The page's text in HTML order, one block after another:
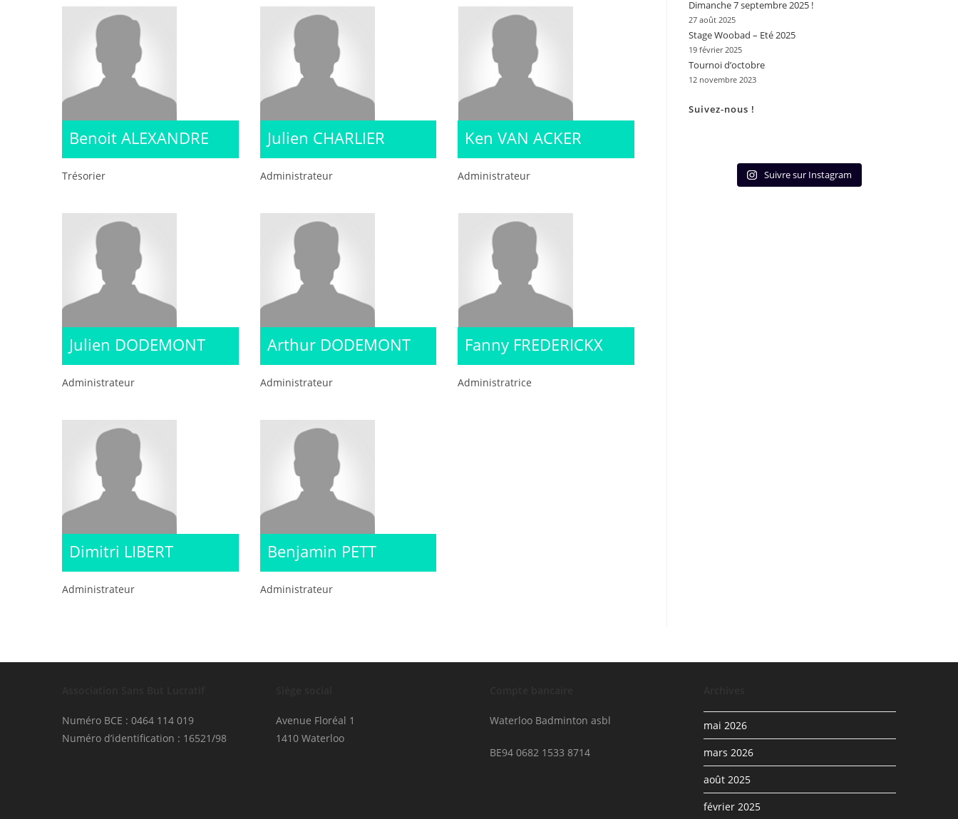
Benoit ALEXANDRE
Trésorier
Julien CHARLIER
Administrateur
Ken VAN ACKER
Administrateur
Julien DODEMONT
Administrateur
Arthur DODEMONT
Administrateur
Fanny FREDERICKX
Administratrice
Dimitri LIBERT
Administrateur
Benjamin PETT
Administrateur
Dimanche 7 septembre 2025 !
27 août 2025
Stage Woobad – Eté 2025
19 février 2025
Tournoi d’octobre
12 novembre 2023
Suivez-nous !
Suivre sur Instagram
Numéro BCE : 0464 114 019
Numéro d’identification : 16521/98
Avenue Floréal 1
1410 Waterloo
Waterloo Badminton asbl
BE94 0682 1533 8714
mai 2026
mars 2026
août 2025
février 2025